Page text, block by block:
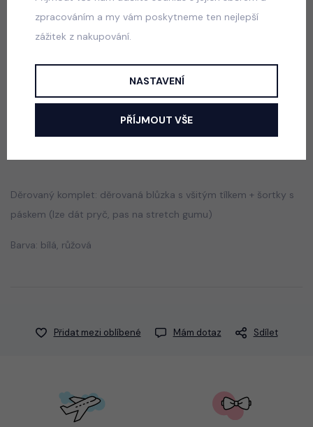
Teenage set PINK
skladem
Popis Jak vybrat správnou velikost?
Děrovaný komplet: děrovaná blůzka s všitým tílkem + šortky s
páskem (lze dát pryč, pas na stretch gumu)
Barva: bílá, růžová
Přidat mezi oblíbené Mám dotaz Sdílet
zpracováním a my vám poskytneme ten nejlepší
zážitek z nakupování.
NASTAVENÍ
PŘÍJMOUT VŠE